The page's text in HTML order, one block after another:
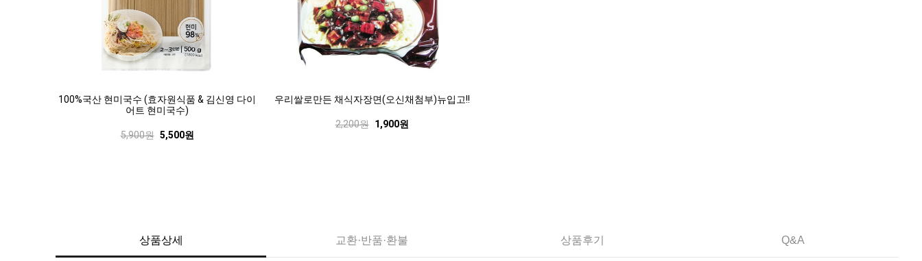
100%국산 현미국수 (효자원식품 & 김신영 다이
어트 현미국수)
5,900원 5,500원
우리쌀로만든 채식자장면(오신채첨부)뉴입고!!
2,200원 1,900원
상품상세 교환·반품·환불 상품후기 Q&A